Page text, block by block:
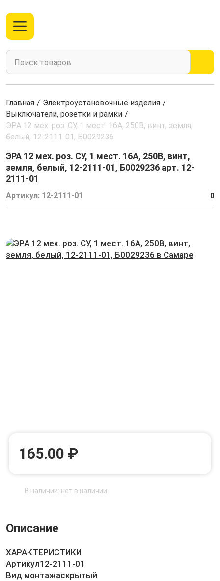
Главная / Электроустановочные изделия /
Выключатели, розетки и рамки /
ЭРА 12 мех. роз. СУ, 1 мест. 16А, 250В, винт, земля,
белый, 12-2111-01, Б0029236
ЭРА 12 мех. роз. СУ, 1 мест. 16А, 250В, винт,
земля, белый, 12-2111-01, Б0029236 арт. 12-
2111-01
Артикул: 12-2111-01 0
165.00 ₽
В наличии: нет в наличии
Описание
ХАРАКТЕРИСТИКИ
Артикул12-2111-01
Вид монтажаскрытый